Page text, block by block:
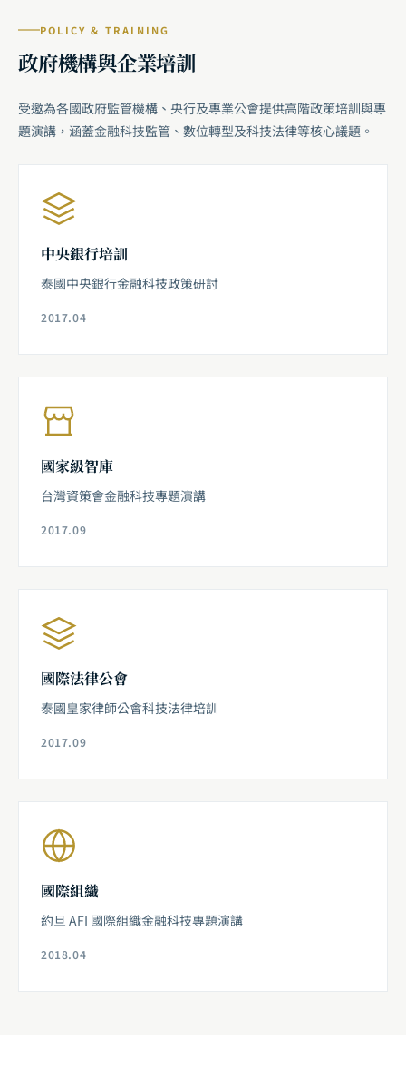
POLICY & TRAINING
政府機構與企業培訓
受邀為各國政府監管機構、央行及專業公會提供高階政策培訓與專
題演講，涵蓋金融科技監管、數位轉型及科技法律等核心議題。
中央銀行培訓
泰國中央銀行金融科技政策研討
2017.04
國家級智庫
台灣資策會金融科技專題演講
2017.09
國際法律公會
泰國皇家律師公會科技法律培訓
2017.09
國際組織
約旦 AFI 國際組織金融科技專題演講
2018.04